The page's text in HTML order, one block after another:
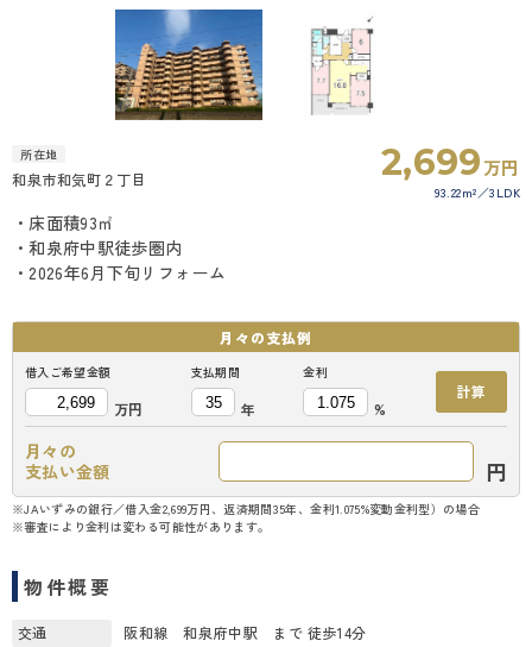
所在地
和泉市和気町２丁目 2,699万円
93.22m² 3LDK
・床面積93㎡
・和泉府中駅徒歩圏内
・2026年6月下旬リフォーム
月々の支払例
借入ご希望金額
万円
支払期間
年
金利
%
計算
月々の
支払い金額
円
※JAいずみの銀行／借入金2,699万円、返済期間35年、金利1.075%変動金利型）の場合
※審査により金利は変わる可能性があります。
物件概要
交通
阪和線 和泉府中駅 まで 徒歩14分